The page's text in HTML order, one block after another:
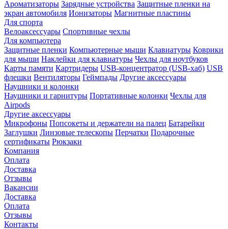
Ароматизаторы Зарядные устройства Защитные пленки на
экран автомобиля Ионизаторы Магнитные пластины
Для спорта
Велоаксессуары Спортивные чехлы
Для компьютера
Защитные пленки Компьютерные мыши Клавиатуры Коврики
для мыши Наклейки для клавиатуры Чехлы для ноутбуков
Карты памяти Картридеры USB-концентратор (USB-хаб) USB
флешки Вентиляторы Геймпады Другие аксессуары
Наушники и колонки
Наушники и гарнитуры Портативные колонки Чехлы для
Airpods
Другие аксессуары
Микрофоны Попсокеты и держатели на палец Батарейки
Заглушки Линзовые телескопы Перчатки Подарочные
сертификаты Рюкзаки
Компания
Оплата
Доставка
Отзывы
Вакансии
Доставка
Оплата
Отзывы
Контакты